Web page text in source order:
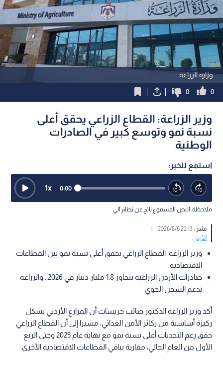
وزارة الزراعة
0
0
وزير الزراعة: القطاع الزراعي يحقق أعلى
نسبة نمو وتوسع كبير في الصادرات
الوطنية
استمع للخبر:
0:00
1x
ملاحظة: النص المسموع ناتج عن نظام آلي
نشر :22:13 2026/8/6
الأردن
وزير الزراعة: القطاع الزراعي يحقق أعلى نسبة نمو بين القطاعات
الاقتصادية.
صادرات الأردن الزراعية تتجاوز 1.8 مليار دينار في 2026.. والزراعة
تدعم الشحن الجوي
أكد وزير الزراعة الدكتور صائب خريسات أن المزارع الأردني يشكل
ركيزة أساسية من ركائز الأمن الغذائي، مشيرا إلى أن القطاع الزراعي
حقق رغم التحديات أعلى نسبة نمو مع نهاية عام 2025 وحتى الربع
الأول من العام الحالي، مقارنة بباقي القطاعات الاقتصادية الأخرى.